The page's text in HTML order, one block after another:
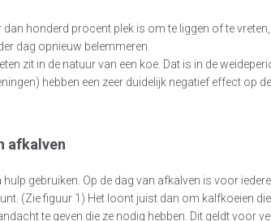
dan honderd procent plek is om te liggen of te
dag opnieuw belemmeren.
eten zit in de natuur van een koe. Dat is in de
hebben een zeer duidelijk negatief effect op
afkalven
gebruiken. Op de dag van afkalven is voor iedere
(Zie figuur 1) Het loont juist dan om kalfkoeien
te geven die ze nodig hebben. Dit geldt voor